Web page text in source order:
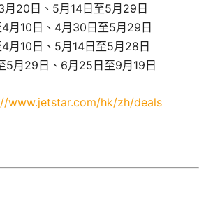
月20日、5月14日至5月29日
月10日、4月30日至5月29日
月10日、5月14日至5月28日
5月29日、6月25日至9月19日
www.jetstar.com/hk/zh/deals